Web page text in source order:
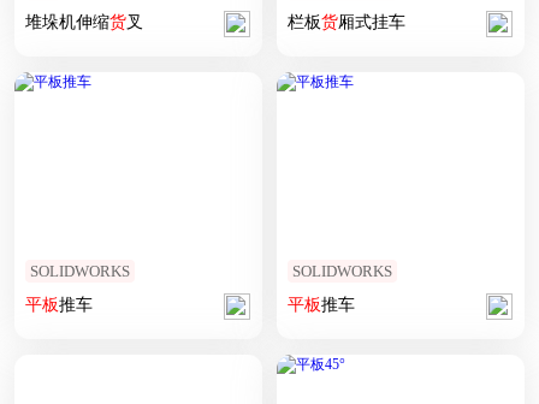
堆垛机伸缩货叉 栏板货厢式挂车
SOLIDWORKS
平板推车
SOLIDWORKS
平板推车